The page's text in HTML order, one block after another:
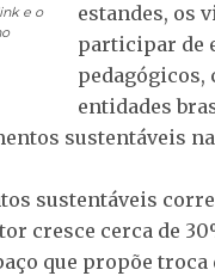
e o
estandes, os
participar de
pedagógicos,
entidades
sustentáveis
sustentáveis
cresce cerca de
que propõe